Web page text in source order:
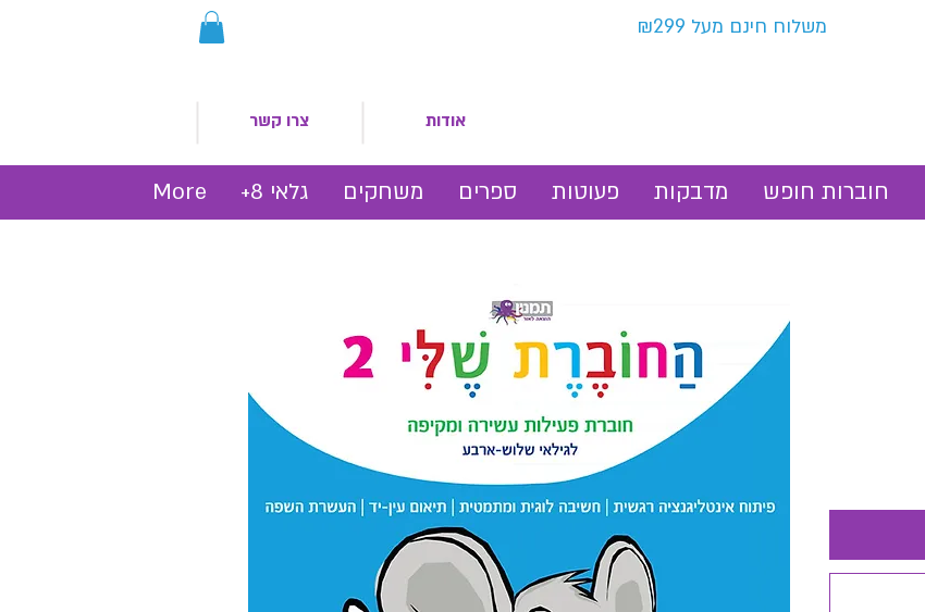
משלוח חינם מעל ₪299
חוברות חופש מדבקות פעוטות ספרים משחקים גלאי 8+ More
צרו קשר אודות